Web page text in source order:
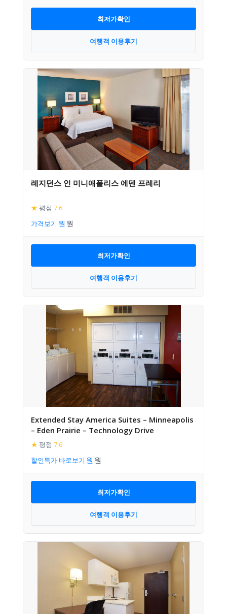
최저가확인
여행객 이용후기
레지던스 인 미니애폴리스 에덴 프레리
★ 평점 7.6
가격보기
최저가확인
여행객 이용후기
Extended Stay America Suites – Minneapolis
– Eden Prairie – Technology Drive
★ 평점 7.6
할인특가 바로보기
최저가확인
여행객 이용후기